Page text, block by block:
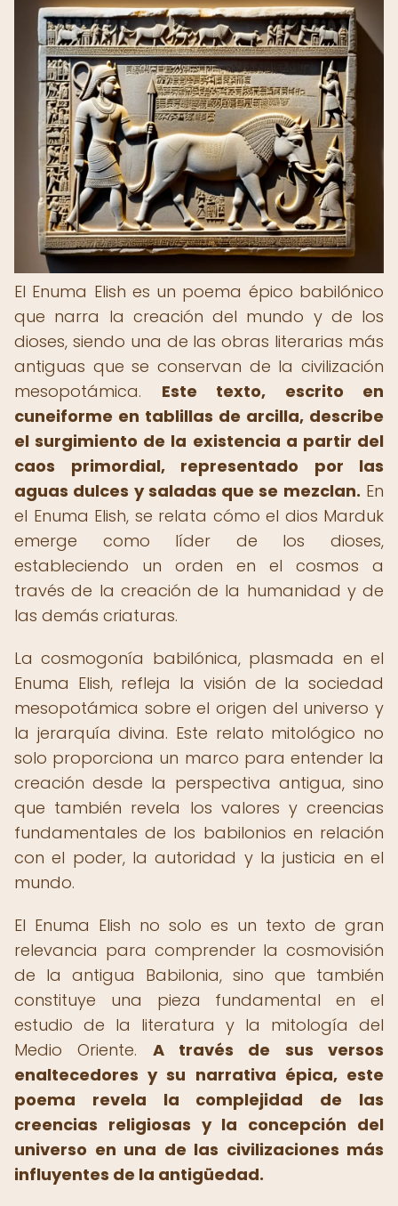
El Enuma Elish es un poema épico babilónico
que narra la creación del mundo y de los
dioses, siendo una de las obras literarias más
antiguas que se conservan de la civilización
mesopotámica. Este texto, escrito en
cuneiforme en tablillas de arcilla, describe
el surgimiento de la existencia a partir del
caos primordial, representado por las
aguas dulces y saladas que se mezclan. En
el Enuma Elish, se relata cómo el dios Marduk
emerge como líder de los dioses,
estableciendo un orden en el cosmos a
través de la creación de la humanidad y de
las demás criaturas.
La cosmogonía babilónica, plasmada en el
Enuma Elish, refleja la visión de la sociedad
mesopotámica sobre el origen del universo y
la jerarquía divina. Este relato mitológico no
solo proporciona un marco para entender la
creación desde la perspectiva antigua, sino
que también revela los valores y creencias
fundamentales de los babilonios en relación
con el poder, la autoridad y la justicia en el
mundo.
El Enuma Elish no solo es un texto de gran
relevancia para comprender la cosmovisión
de la antigua Babilonia, sino que también
constituye una pieza fundamental en el
estudio de la literatura y la mitología del
Medio Oriente. A través de sus versos
enaltecedores y su narrativa épica, este
poema revela la complejidad de las
creencias religiosas y la concepción del
universo en una de las civilizaciones más
influyentes de la antigüedad.